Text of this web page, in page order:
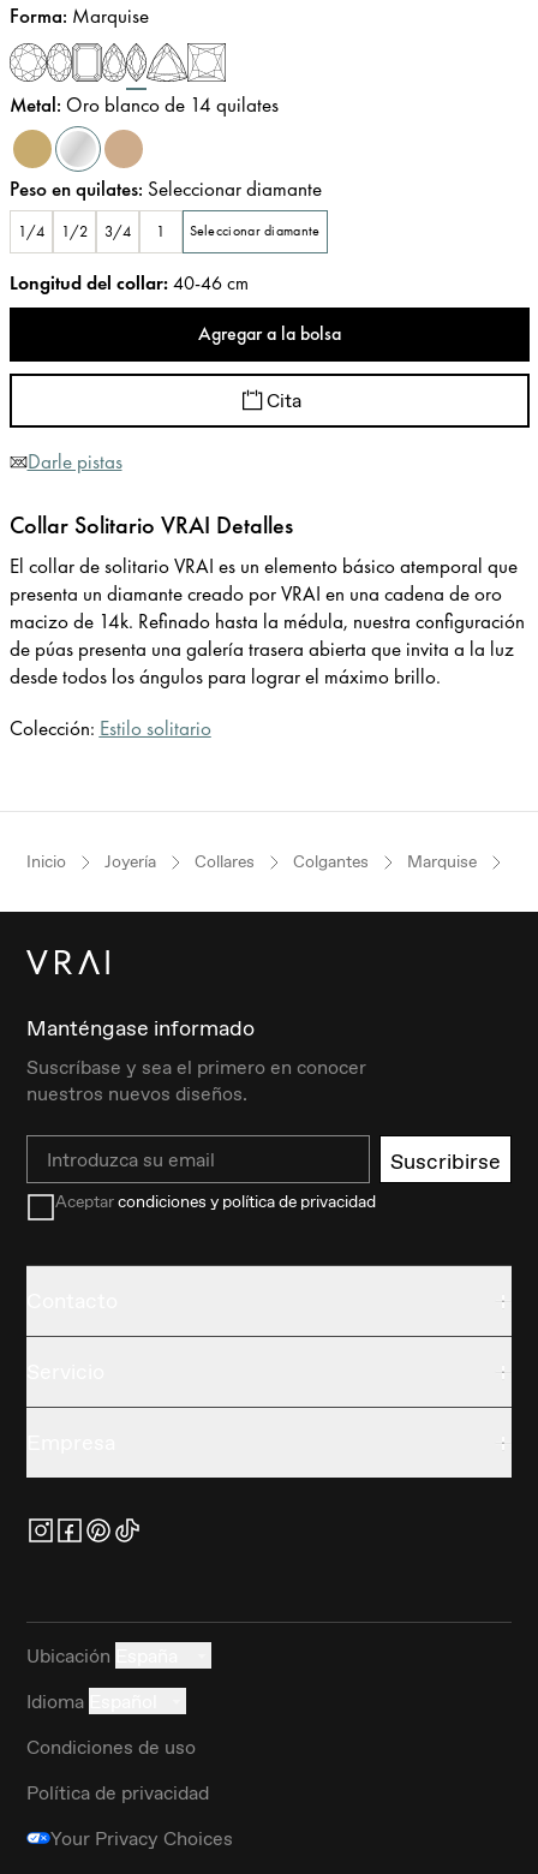
Forma: Marquise
Metal: Oro blanco de 14 quilates
Peso en quilates: Seleccionar diamante
1/4 1/2 3/4 1 Seleccionar diamante
Longitud del collar:40-46 cm
Agregar a la bolsa
Cita
Darle pistas
Collar Solitario VRAI Detalles
El collar de solitario VRAI es un elemento básico atemporal que
presenta un diamante creado por VRAI en una cadena de oro
macizo de 14k. Refinado hasta la médula, nuestra configuración
de púas presenta una galería trasera abierta que invita a la luz
desde todos los ángulos para lograr el máximo brillo.
Colección: Estilo solitario
Inicio Joyería Collares Colgantes Marquise
Manténgase informado
Suscríbase y sea el primero en conocer
nuestros nuevos diseños.
Email Suscribirse
Aceptarcondiciones y política de privacidad
Ubicación
Idioma
Condiciones de uso
Política de privacidad
Your Privacy Choices